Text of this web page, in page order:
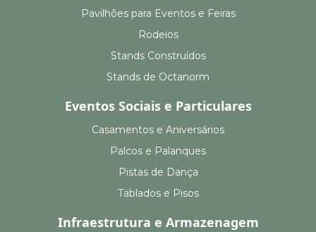
Pavilhões para Eventos e Feiras
Rodeios
Stands Construídos
Stands de Octanorm
Eventos Sociais e Particulares
Casamentos e Aniversários
Palcos e Palanques
Pistas de Dança
Tablados e Pisos
Infraestrutura e Armazenagem